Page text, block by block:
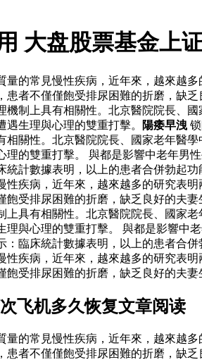
大盘股票基金上
量的常見慢性疾病，近年來，越來越
患者不僅僅飽受排尿困難的折磨，缺
機制上具有相關性。北京醫院院長、
生理與心理的雙重打擊。
陽痿早洩
相關性。北京醫院院長、國家老年醫
理的雙重打擊。 與都是影響中老年男
統計數據表明，以上的患者合併勃起
性疾病，近年來，越來越多的研究表
飽受排尿困難的折磨，缺乏良好的夫
上具有相關性。北京醫院院長、國家
理與心理的雙重打擊。 與都是影響中
：臨床統計數據表明，以上的患者合
性疾病，近年來，越來越多的研究表
飽受排尿困難的折磨，缺乏良好的夫
飞机多久恢复文章阅读
量的常見慢性疾病，近年來，越來越
患者不僅僅飽受排尿困難的折磨，缺